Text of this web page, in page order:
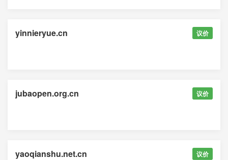
yinnieryue.cn 议价
jubaopen.org.cn 议价
yaoqianshu.net.cn 议价